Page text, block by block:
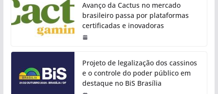
Avanço da Cactus no mercado
brasileiro passa por plataformas
certificadas e inovadoras
Projeto de legalização dos cassinos
e o controle do poder público em
destaque no BiS Brasília